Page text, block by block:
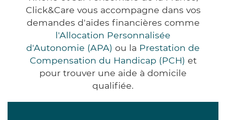
Click&Care vous accompagne dans vos
demandes d'aides financières comme
l'Allocation Personnalisée
d'Autonomie (APA) ou la Prestation de
Compensation du Handicap (PCH) et
pour trouver une aide à domicile
qualifiée.